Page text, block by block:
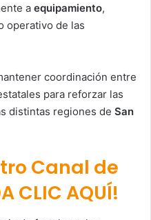
a equipamiento,
operativo de las
coordinación entre
para reforzar las
distintas regiones de San
Canal de
CLIC AQUÍ!